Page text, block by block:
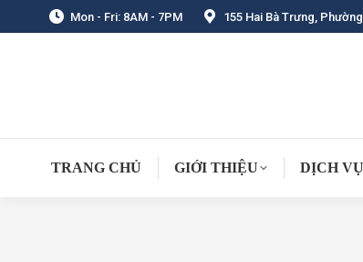
Mon - Fri: 8AM - 7PM 155 Hai Bà Trưng,
TRANG CHỦ GIỚI THIỆU DỊCH VỤ